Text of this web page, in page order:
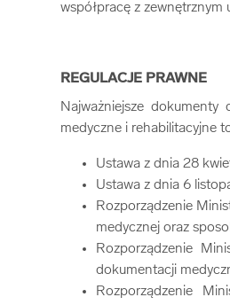
współpracę z zewnętrznym
REGULACJE PRAWNE
Najważniejsze dokumenty
medyczne i rehabilitacyjne
Ustawa z dnia 28
Ustawa z dnia 6
Rozporządzenie
medycznej oraz
Rozporządzenie
dokumentacji
Rozporządzenie